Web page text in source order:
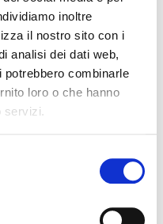
inoltre
il nostro sito con i
analisi dei dati web,
potrebbero combinarle
loro o che hanno
servizi.